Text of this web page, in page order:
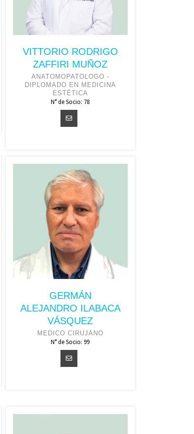
VITTORIO RODRIGO
ZAFFIRI MUÑOZ
ANATOMOPATOLOGO -
DIPLOMADO EN MEDICINA
ESTÉTICA
N° de Socio: 78
GERMÁN
ALEJANDRO ILABACA
VÁSQUEZ
MEDICO CIRUJANO
N° de Socio: 99